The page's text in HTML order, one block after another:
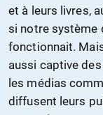
et à leurs livres,
si notre système
fonctionnait.
aussi captive
les médias
diffusent leurs